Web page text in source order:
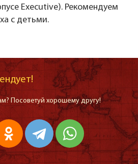
Executive). Рекомендуем
с детьми.
Посоветуй хорошему другу!